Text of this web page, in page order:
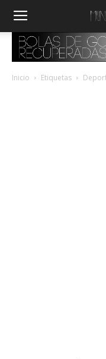
Inicio Etiquetas